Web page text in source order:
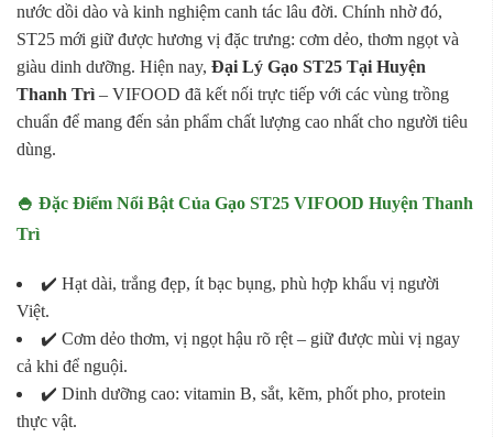
nước dồi dào và kinh nghiệm canh tác lâu đời. Chính nhờ đó,
ST25 mới giữ được hương vị đặc trưng: cơm dẻo, thơm ngọt và
giàu dinh dưỡng. Hiện nay, Đại Lý Gạo ST25 Tại Huyện
Thanh Trì – VIFOOD đã kết nối trực tiếp với các vùng trồng
chuẩn để mang đến sản phẩm chất lượng cao nhất cho người tiêu
dùng.
🍚 Đặc Điểm Nổi Bật Của Gạo ST25 VIFOOD Huyện Thanh
Trì
✔️ Hạt dài, trắng đẹp, ít bạc bụng, phù hợp khẩu vị người
Việt.
✔️ Cơm dẻo thơm, vị ngọt hậu rõ rệt – giữ được mùi vị ngay
cả khi để nguội.
✔️ Dinh dưỡng cao: vitamin B, sắt, kẽm, phốt pho, protein
thực vật.